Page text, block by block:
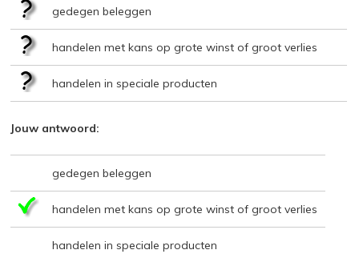
gedegen beleggen
handelen met kans op grote winst of groot verlies
handelen in speciale producten
Jouw antwoord:
gedegen beleggen
handelen met kans op grote winst of groot verlies
handelen in speciale producten